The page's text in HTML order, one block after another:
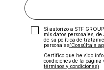
Sí autorizo a STF
mis datos personales,
de su política de
personales‎(Consúltala
Certifico que he sido
condiciones de la página
términos y condiciones)